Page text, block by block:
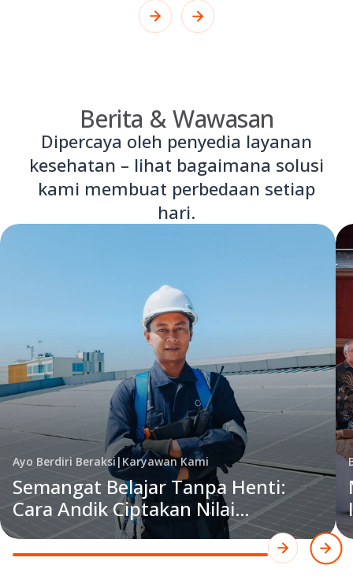
Berita & Wawasan
Dipercaya oleh penyedia layanan
kesehatan – lihat bagaimana solusi
kami membuat perbedaan setiap
hari.
Ayo Berdiri Beraksi| Karyawan Kami
Semangat Belajar Tanpa Henti:
Cara Andik Ciptakan Nilai
Berkelanjutan bagi Pelanggan